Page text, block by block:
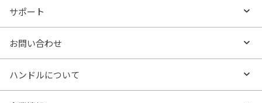
特集から探す
価格更新した物件
AI査定
売却サービス
お役立ち情報TOP
- マンションの基礎知識
- マンション売却
サポート
よくあるご質問
お問い合わせ
物件購入のご相談
ハンドルについて